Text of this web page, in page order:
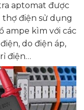
aptomat được
điện sử dụng
ampe kìm với các
do điện áp,
điện…